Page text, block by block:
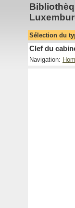
Sélection du
Clef du
Navigation: